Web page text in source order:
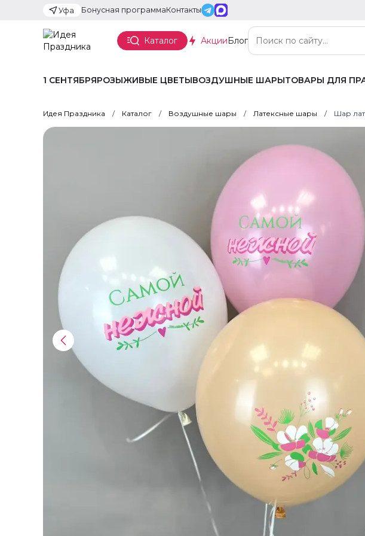
Уфа Бонусная программаКонтакты
Каталог АкцииБлог
1 СЕНТЯБРЯРОЗЫЖИВЫЕ ЦВЕТЫВОЗДУШНЫЕ ШАРЫТОВАРЫ ДЛЯ
Идея Праздника Каталог Воздушные шары Латексные шары Шар